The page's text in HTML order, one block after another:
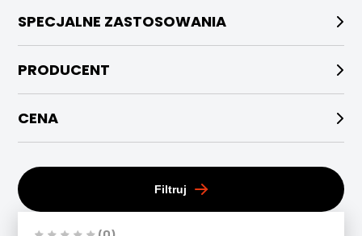
SPECJALNE ZASTOSOWANIA
PRODUCENT
CENA
Filtruj